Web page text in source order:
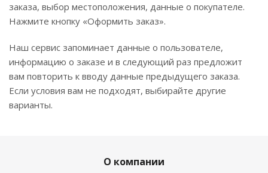
заказа, выбор местоположения, данные о покупателе.
Нажмите кнопку «Оформить заказ».
Наш сервис запоминает данные о пользователе,
информацию о заказе и в следующий раз предложит
вам повторить к вводу данные предыдущего заказа.
Если условия вам не подходят, выбирайте другие
варианты.
О компании